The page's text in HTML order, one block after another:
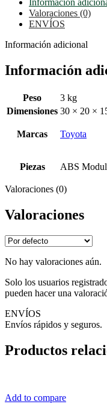
Información
Valoraciones (0)
ENVÍOS
Información adicional
Información
Peso
3 kg
Dimensiones 30 × 20 ×
Marcas Toyota
Piezas ABS
Valoraciones (0)
Valoraciones
No hay valoraciones aún.
Solo los usuarios
pueden hacer una
ENVÍOS
Envíos rápidos y seguros.
Productos
Add to compare